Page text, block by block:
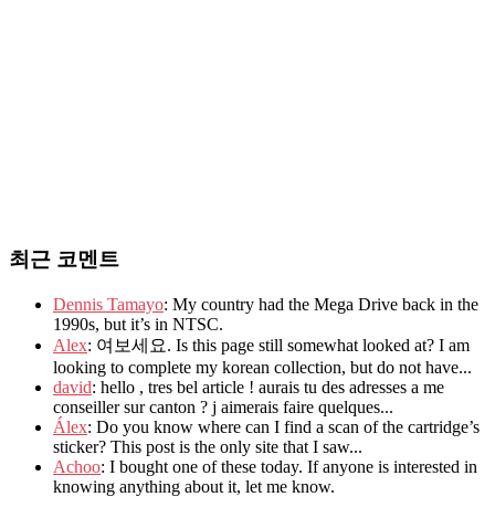
최근 코멘트
Dennis Tamayo: My country had the Mega Drive back in the
1990s, but it’s in NTSC.
Alex: 여보세요. Is this page still somewhat looked at? I am
looking to complete my korean collection, but do not have...
david: hello , tres bel article ! aurais tu des adresses a me
conseiller sur canton ? j aimerais faire quelques...
Álex: Do you know where can I find a scan of the cartridge’s
sticker? This post is the only site that I saw...
Achoo: I bought one of these today. If anyone is interested in
knowing anything about it, let me know.